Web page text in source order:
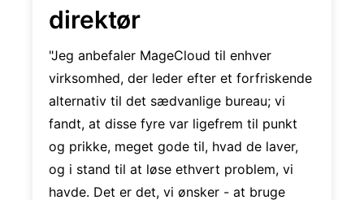
direktør
"Jeg anbefaler MageCloud til enhver
virksomhed, der leder efter et forfriskende
alternativ til det sædvanlige bureau; vi
fandt, at disse fyre var ligefrem til punkt
og prikke, meget gode til, hvad de laver,
og i stand til at løse ethvert problem, vi
havde. Det er det, vi ønsker - at bruge